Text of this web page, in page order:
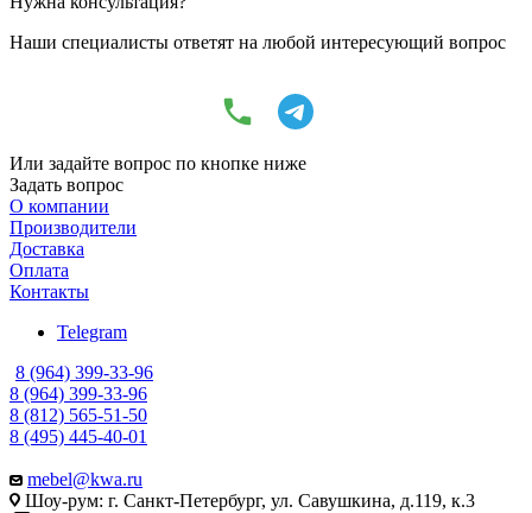
Наши специалисты ответят на любой интересующий вопрос
Или задайте вопрос по кнопке ниже
Задать вопрос
О компании
Производители
Доставка
Оплата
Контакты
Telegram
8 (964) 399-33-96
8 (964) 399-33-96
8 (812) 565-51-50
8 (495) 445-40-01
mebel@kwa.ru
Шоу-рум: г. Санкт-Петербург, ул. Савушкина, д.119, к.3